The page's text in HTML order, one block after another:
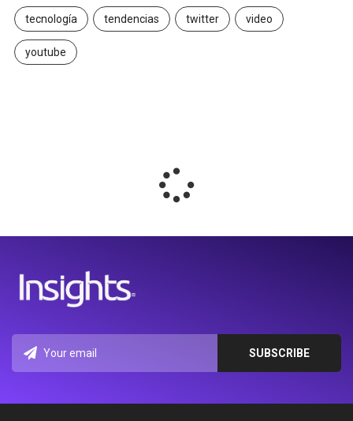
tecnología tendencias twitter video
youtube